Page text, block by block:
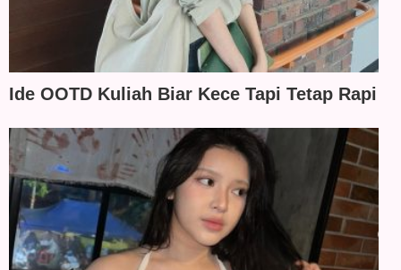
Ide OOTD Kuliah Biar Kece Tapi Tetap Rapi